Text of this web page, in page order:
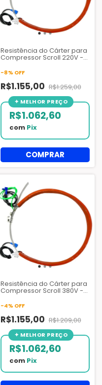
Resistência do Cárter para
Compressor Scroll 220V -
160W
-8% OFF
R$1.155,00 R$1.259,00
R$1.062,60
com Pix
Resistência do Cárter para
Compressor Scroll 380V -
160W
-4% OFF
R$1.155,00 R$1.209,00
R$1.062,60
com Pix